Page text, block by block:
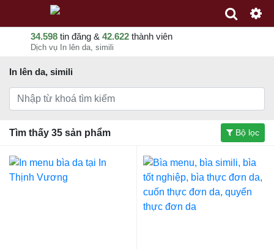
34.598 tin đăng & 42.622 thành viên
Dịch vụ In lên da, simili
In lên da, simili
Tìm thấy 35 sản phẩm Bộ lọc